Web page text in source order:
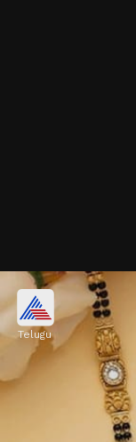
టెంపుల్
నల్లపూసలు,
అందాన్ని
Image credits: social
Telugu